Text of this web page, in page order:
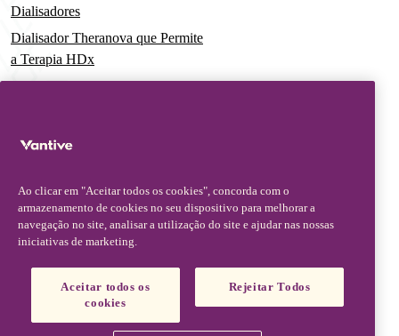
Dialisadores
Dialisador Theranova que Permite
a Terapia HDx
Sistemas de Terapia Aguda
Contínua (CRRT)
Soluções Digitais
Serviços Avançados e Educação
Ao clicar em "Aceitar todos os cookies", concorda com o
armazenamento de cookies no seu dispositivo para melhorar a
navegação no site, analisar a utilização do site e ajudar nas nossas
iniciativas de marketing.
Aceitar todos os
cookies
Rejeitar Todos